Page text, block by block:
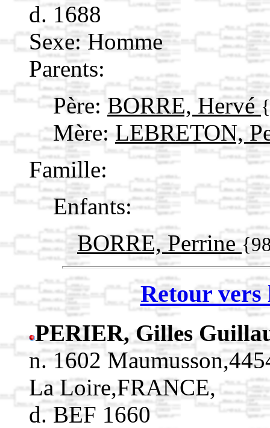
d. 1688
Sexe: Homme
Parents:
Père: BORRE, Hervé
Mère: LEBRETON,
Famille:
Enfants:
BORRE, Perrine
Retour vers
PERIER, Gilles
n. 1602
La Loire,FRANCE,
d. BEF 1660